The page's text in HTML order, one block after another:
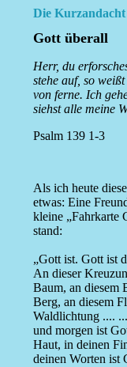
Die Kurzandacht
Gott überall
Herr, du
stehe auf, so
von ferne. Ich
siehst alle meine
Psalm 139 1-3
Als ich heute
etwas: Eine
kleine „Fahrkarte
stand:
„Gott ist. Gott ist
An dieser
Baum, an diesem
Berg, an diesem
Waldlichtung ....
und morgen ist
Haut, in deinen
deinen Worten ist